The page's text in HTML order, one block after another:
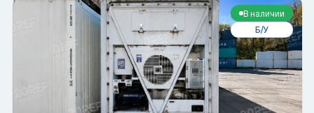
В наличии
Б/У